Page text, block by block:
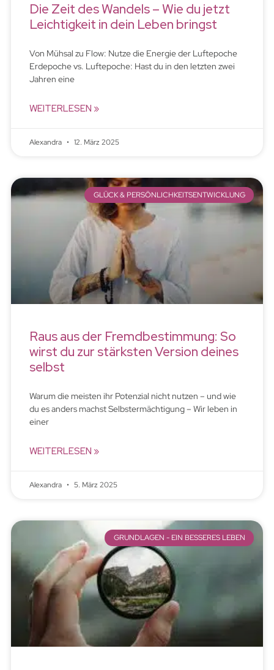
Die Zeit des Wandels – Wie du jetzt
Leichtigkeit in dein Leben bringst
Von Mühsal zu Flow: Nutze die Energie der Luftepoche
Erdepoche vs. Luftepoche: Hast du in den letzten zwei
Jahren eine
WEITERLESEN »
Alexandra 12. März 2025
GLÜCK & PERSÖNLICHKEITSENTWICKLUNG
Raus aus der Fremdbestimmung: So
wirst du zur stärksten Version deines
selbst
Warum die meisten ihr Potenzial nicht nutzen – und wie
du es anders machst Selbstermächtigung – Wir leben in
einer
WEITERLESEN »
Alexandra 5. März 2025
GRUNDLAGEN - EIN BESSERES LEBEN